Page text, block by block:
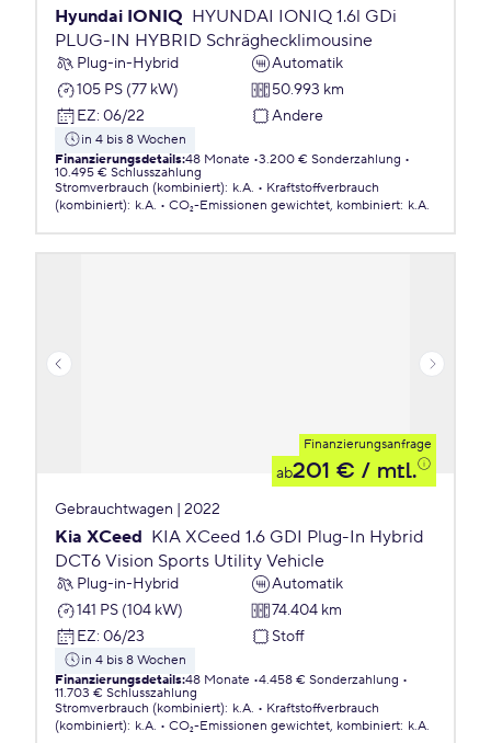
Hyundai IONIQ HYUNDAI IONIQ 1.6l GDi
PLUG-IN HYBRID Schräghecklimousine
Plug-in-Hybrid
Automatik
105 PS (77 kW)
50.993 km
EZ: 06/22 Andere
in 4 bis 8 Wochen
Finanzierungsdetails:48 Monate 3.200 € Sonderzahlung
10.495 € Schlusszahlung
Stromverbrauch (kombiniert): k.A.
Kraftstoffverbrauch
(kombiniert): k.A. CO₂-Emissionen gewichtet, kombiniert: k.A.
Finanzierungsanfrage
ab201 € / mtl.
Gebrauchtwagen | 2022
Kia XCeed KIA XCeed 1.6 GDI Plug-In Hybrid
DCT6 Vision Sports Utility Vehicle
Plug-in-Hybrid
Automatik
141 PS (104 kW)
74.404 km
EZ: 06/23 Stoff
in 4 bis 8 Wochen
Finanzierungsdetails:48 Monate 4.458 € Sonderzahlung
11.703 € Schlusszahlung
Stromverbrauch (kombiniert): k.A.
Kraftstoffverbrauch
(kombiniert): k.A. CO₂-Emissionen gewichtet, kombiniert: k.A.